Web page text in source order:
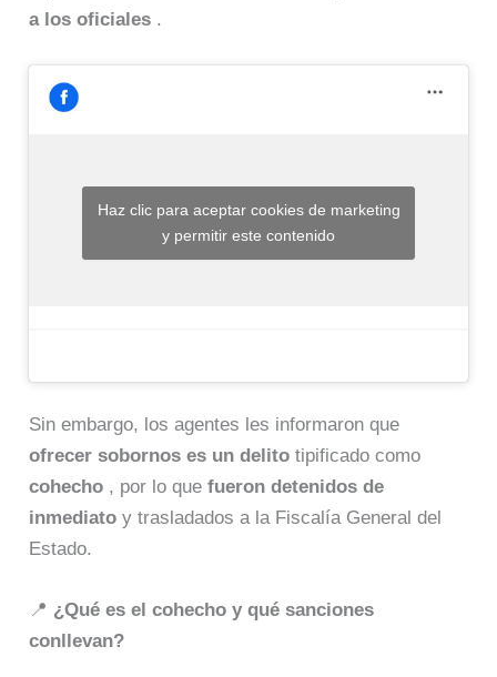
a los oficiales .
Haz clic para aceptar cookies de marketing
y permitir este contenido
Sin embargo, los agentes les informaron que
ofrecer sobornos es un delito tipificado como
cohecho , por lo quefueron detenidos de
inmediato y trasladados a la Fiscalía General del
Estado.
📍 ¿Qué es el cohecho y qué sanciones
conllevan?